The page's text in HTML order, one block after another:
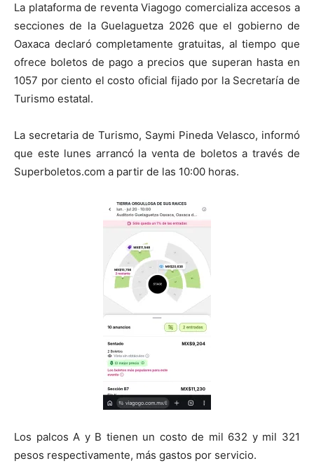
La plataforma de reventa Viagogo comercializa accesos a
secciones de la Guelaguetza 2026 que el gobierno de
Oaxaca declaró completamente gratuitas, al tiempo que
ofrece boletos de pago a precios que superan hasta en
1057 por ciento el costo oficial fijado por la Secretaría de
Turismo estatal.
La secretaria de Turismo, Saymi Pineda Velasco, informó
que este lunes arrancó la venta de boletos a través de
Superboletos.com a partir de las 10:00 horas.
Los palcos A y B tienen un costo de mil 632 y mil 321
pesos respectivamente, más gastos por servicio.